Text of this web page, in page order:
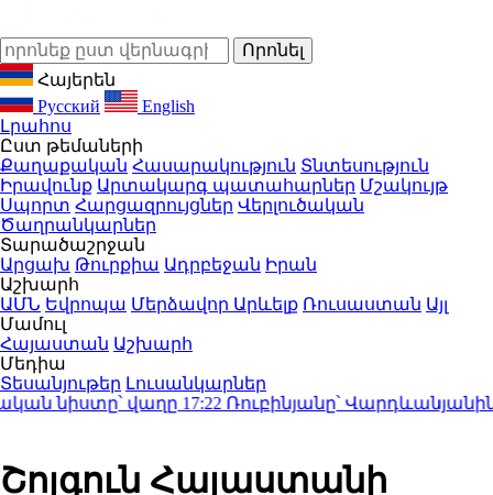
Հայերեն
Русский
English
Լրահոս
Ըստ թեմաների
Քաղաքական Հասարակություն Տնտեսություն
Իրավունք Արտակարգ պատահարներ Մշակույթ
Սպորտ Հարցազրույցներ Վերլուծական
Ծաղրանկարներ
Տարածաշրջան
Արցախ Թուրքիա Ադրբեջան Իրան
Աշխարհ
ԱՄՆ Եվրոպա Մերձավոր Արևելք Ռուսաստան Այլ
Մամուլ
Հայաստան Աշխարհ
Մեդիա
Տեսանյութեր Լուսանկարներ
նիստը՝ վաղը17:22Ռուբինյանը՝ Վարդևանյանին․
Շոյգուն Հայաստանի